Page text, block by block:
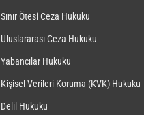
Sınır Ötesi Ceza Hukuku
Uluslararası Ceza Hukuku
Yabancılar Hukuku
Kişisel Verileri Koruma (KVK) Hukuku
Delil Hukuku